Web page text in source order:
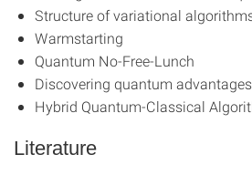
Structure of variational
Warmstarting
Quantum No-Free-Lunch
Discovering quantum advantages
Hybrid Quantum-Classical
Literature